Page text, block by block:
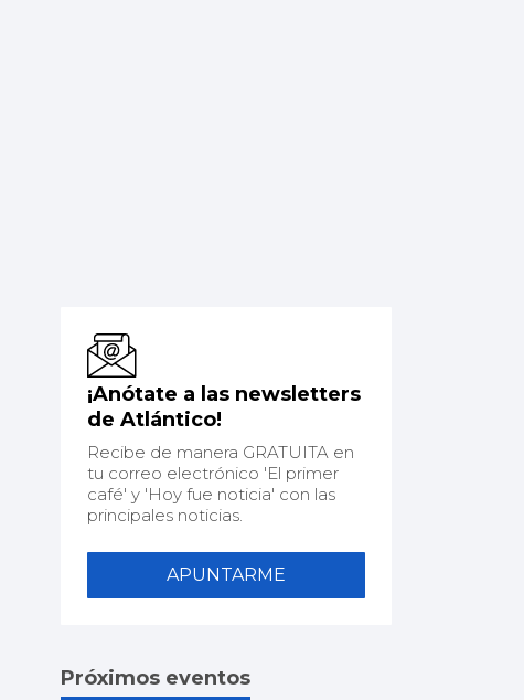
¡Anótate a las newsletters
de Atlántico!
Recibe de manera GRATUITA en
tu correo electrónico 'El primer
café' y 'Hoy fue noticia' con las
principales noticias.
APUNTARME
Próximos eventos